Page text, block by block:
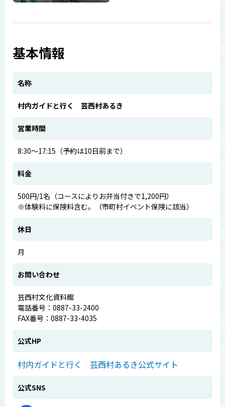
基本情報
名称
村内ガイドと行く 芸西村あるき
営業時間
8:30～17:15（予約は10日前まで）
料金
500円/1名（コースによりお弁当付きで1,200円）
※体験料に保険料含む。（市町村イベント保険に該当）
休日
月
お問い合わせ
芸西村文化資料館
電話番号：0887-33-2400
FAX番号：0887-33-4035
公式HP
村内ガイドと行く 芸西村あるき公式サイト
公式SNS